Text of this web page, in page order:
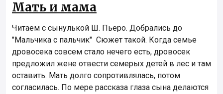
Мать и мама
Читаем с сынулькой Ш. Пьеро. Добрались до
"Мальчика с пальчик" Сюжет такой. Когда семье
дровосека совсем стало нечего есть, дровосек
предложил жене отвести семерых детей в лес и там
оставить. Мать долго сопротивлялась, потом
согласилась. По мере рассказа глаза сына делаются